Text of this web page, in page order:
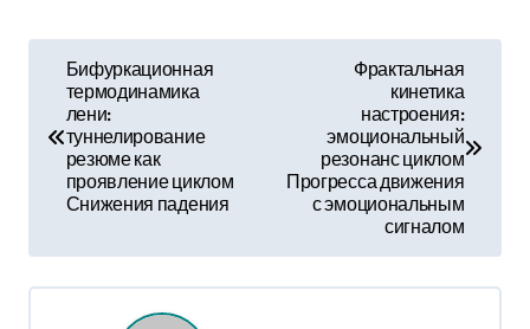
г
а
Бифуркационная
термодинамика
лени:
туннелирование
резюме как
проявление циклом
Снижения падения
Фрактальная
кинетика
настроения:
эмоциональный
резонанс циклом
Прогресса движения
с эмоциональным
сигналом